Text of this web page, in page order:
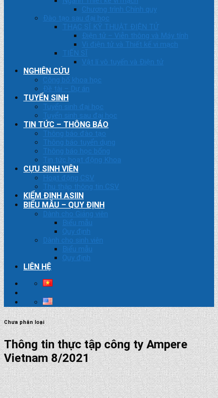
Chương trình Chính quy
Đào tạo sau đại học
THẠC SĨ KỸ THUẬT ĐIỆN TỬ
Điện tử – Viễn thông và Máy tính
Vi điện tử và Thiết kế vi mạch
TIẾN SĨ
Vật lí vô tuyến và Điện tử
NGHIÊN CỨU
Công bố khoa học
Đề tài – Dự án
TUYỂN SINH
Tuyển sinh đại học
Tuyển sinh sau đại học
TIN TỨC – THÔNG BÁO
Thông báo đào tạo
Thông báo tuyển dụng
Thông báo học bổng
Tin tức hoạt động Khoa
CỰU SINH VIÊN
Hoạt động CSV
Thu thập thông tin CSV
KIỂM ĐỊNH ASIIN
BIỂU MẪU – QUY ĐỊNH
Dành cho Giảng viên
Biểu mẫu
Quy định
Dành cho sinh viên
Biểu mẫu
Quy định
LIÊN HỆ
Chưa phân loại
Thông tin thực tập công ty Ampere
Vietnam 8/2021